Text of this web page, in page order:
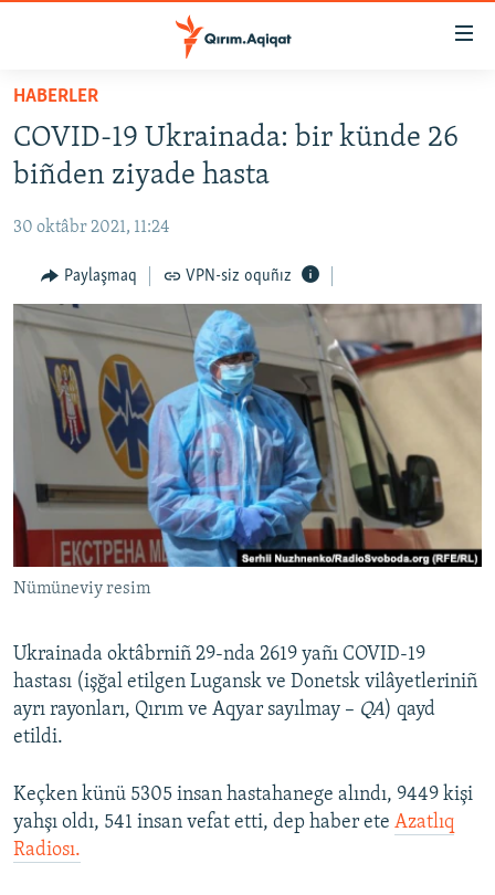
Esas
qaytmaq
Baş
qaytmaq
qaytmaq
SİYASET
CEMİYET
MEDENİYET
İNSAN AQLARI
VİDEO
SÜRET
BLOGLAR
Русский
Українською
RFE/RS bütün saytları
HABERLER
COVID-19 Ukrainada: bir künde 26
biñden ziyade hasta
30 oktâbr 2021, 11:24
Paylaşmaq VPN-siz oquñız
Nümüneviy resim
Ukrainada oktâbrniñ 29-nda 2619 yañı COVID-19
hastası (işğal etilgen Lugansk ve Donetsk vilâyetleriniñ
ayrı rayonları, Qırım ve Aqyar sayılmay – QA) qayd
etildi.
Keçken künü 5305 insan hastahanege alındı, 9449 kişi
yahşı oldı, 541 insan vefat etti, dep haber ete Azatlıq
Radiosı.